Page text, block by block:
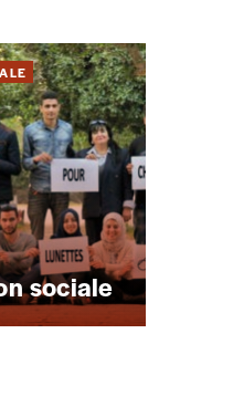
ou numéro au choix.
sociale